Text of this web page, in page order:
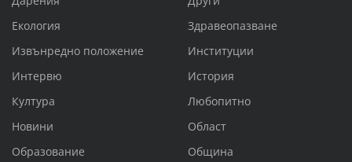
Екология
Здравеопазване
Извънредно положение
Институции
Интервю
История
Култура
Любопитно
Новини
Област
Образование
Община